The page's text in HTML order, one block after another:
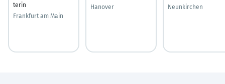
terin
Frankfurt am Main
Hanover
Neunkirchen